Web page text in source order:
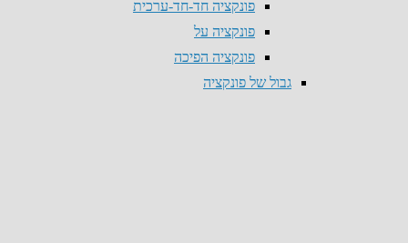
פונקציה חד-חד-ערכית
פונקציה על
פונקציה הפיכה
גבול של פונקציה